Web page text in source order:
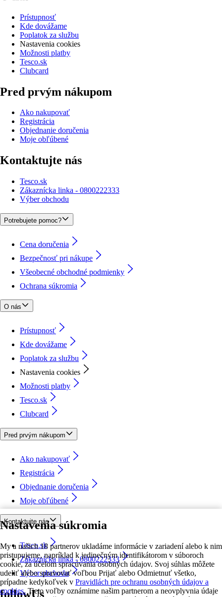
Nastavenia súkromia
My a našich 18 partnerov ukladáme informácie v zariadení alebo k nim
pristupujeme, napríklad k jedinečným identifikátorom v súboroch
cookie, za účelom spracúvania osobných údajov. Svoj súhlas môžete
udeliť alebo spravovať voľbou Prijať alebo Odmietnuť všetko,
prípadne kedykoľvek v Pravidlách pre ochranu osobných údajov a
cookies. Tieto voľby oznámime našim partnerom a neovplyvnia údaje
Prístupnosť
Kde dovážame
Poplatok za službu
Nastavenia cookies
Možnosti platby
Tesco.sk
Clubcard
Pred prvým nákupom
Ako nakupovať
Registrácia
Objednanie doručenia
Moje obľúbené
Kontaktujte nás
Tesco.sk
Zákaznícka linka - 0800222333
Výber obchodu
Potrebujete pomoc?
Cena doručenia
Bezpečnosť pri nákupe
Všeobecné obchodné podmienky
Ochrana súkromia
O nás
Prístupnosť
Kde dovážame
Poplatok za službu
Nastavenia cookies
Možnosti platby
Tesco.sk
Clubcard
Pred prvým nákupom
Ako nakupovať
Registrácia
Objednanie doručenia
Moje obľúbené
Kontaktujte nás
Tesco.sk
Zákaznícka linka - 0800222333
Výber obchodu
followUs